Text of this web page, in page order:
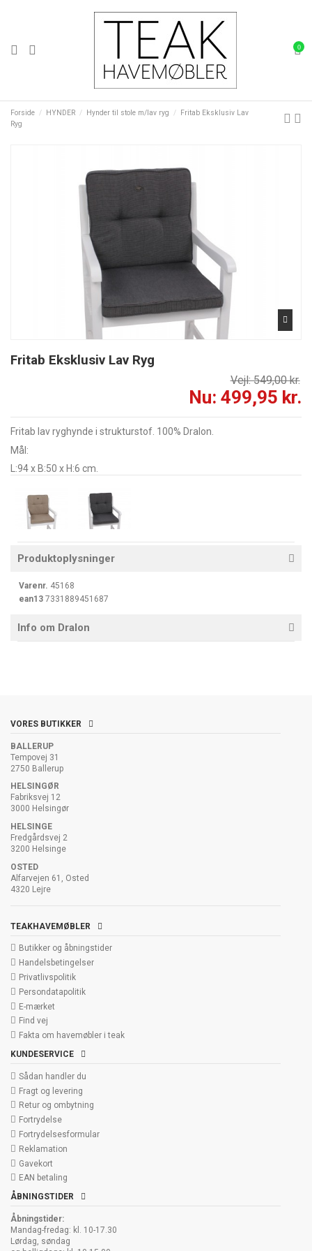
0
Forside HYNDER Hynder til stole m/lav ryg
Fritab Eksklusiv Lav
Ryg
Fritab Eksklusiv Lav Ryg
Vejl: 549,00 kr.
Nu: 499,95 kr.
Fritab lav ryghynde i strukturstof. 100% Dralon.
Mål:
L:94 x B:50 x H:6 cm.
Produktoplysninger
Varenr. 45168
ean13 7331889451687
Info om Dralon
VORES BUTIKKER
BALLERUP
Tempovej 31
2750 Ballerup
HELSINGØR
Fabriksvej 12
3000 Helsingør
HELSINGE
Fredgårdsvej 2
3200 Helsinge
OSTED
Alfarvejen 61, Osted
4320 Lejre
TEAKHAVEMØBLER
Butikker og åbningstider
Handelsbetingelser
Privatlivspolitik
Persondatapolitik
E-mærket
Find vej
Fakta om havemøbler i teak
KUNDESERVICE
Sådan handler du
Fragt og levering
Retur og ombytning
Fortrydelse
Fortrydelsesformular
Reklamation
Gavekort
EAN betaling
ÅBNINGSTIDER
Åbningstider:
Mandag-fredag: kl. 10-17.30
Lørdag, søndag